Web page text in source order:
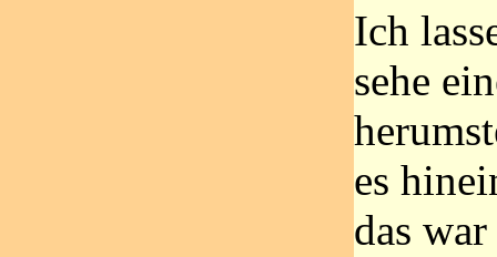
Ich
sehe
es
das